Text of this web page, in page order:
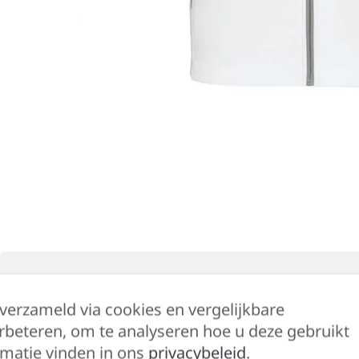
Stof in 3 lagen aan elkaar geklit, ademend
via cookies en vergelijkbare
om te analyseren hoe u deze gebruikt
vinden in ons privacybeleid.